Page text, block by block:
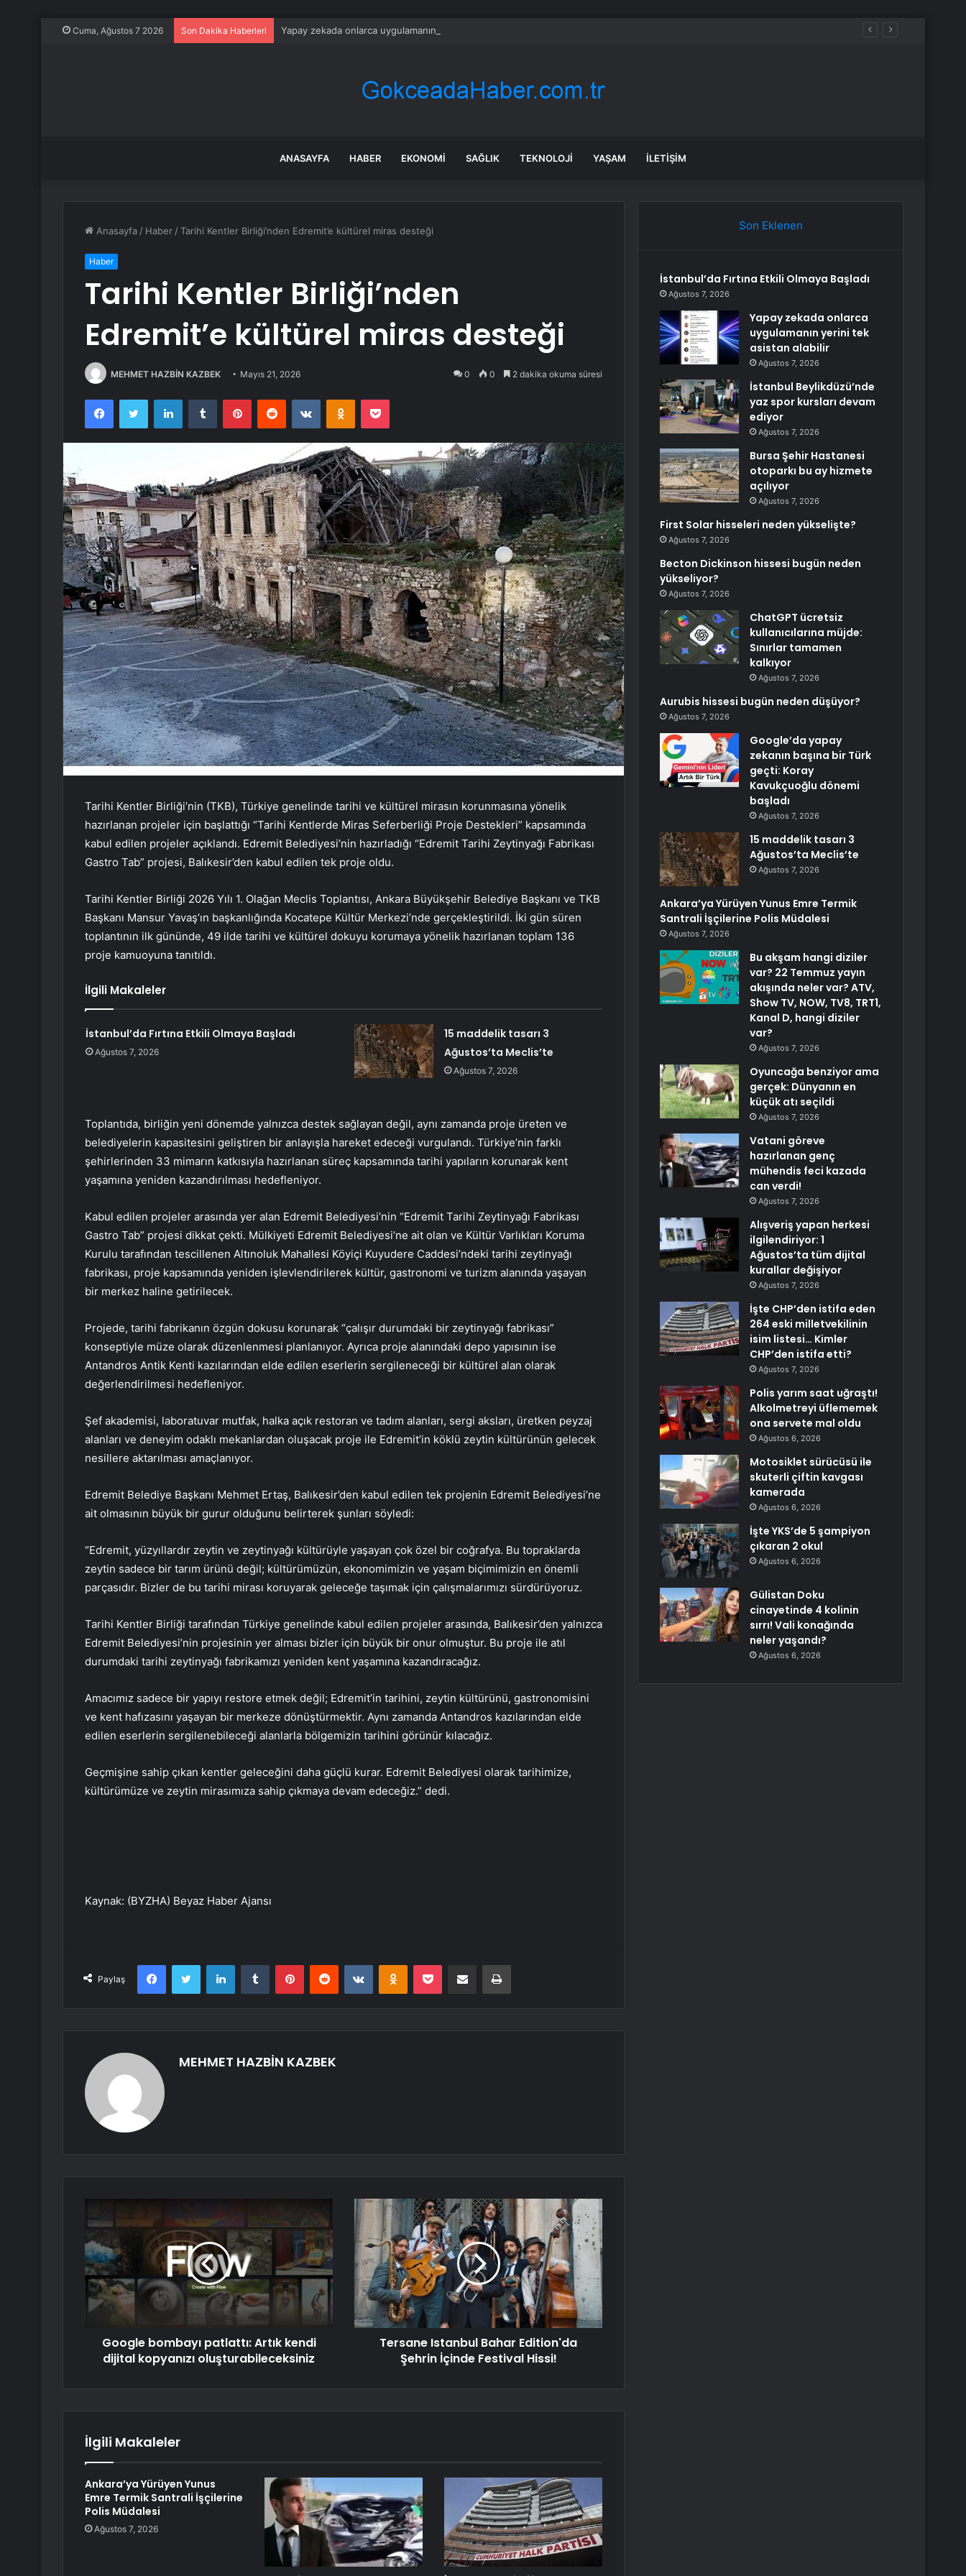
Cuma, Ağustos 7 2026 Son Dakika Haberleri Yapay zekada onlarca uygulamanın yerini tek asistan alabilir
ANASAYFA HABER EKONOMI SAĞLIK TEKNOLOJI YAŞAM İLETIŞIM
Anasayfa / Haber /Tarihi Kentler Birliği’nden Edremit’e kültürel miras desteği
Haber
Tarihi Kentler Birliği’nden
Edremit’e kültürel miras desteği
MEHMET HAZBİN KAZBEK Mayıs 21, 2026 0 0 2 dakika okuma süresi
FacebookTwitter LinkedInTumblr PinterestReddit VKontakteOdnoklassniki
Pocket
Tarihi Kentler Birliği’nin (TKB), Türkiye genelinde tarihi ve kültürel mirasın korunmasına yönelik
hazırlanan projeler için başlattığı “Tarihi Kentlerde Miras Seferberliği Proje Destekleri” kapsamında
kabul edilen projeler açıklandı. Edremit Belediyesi’nin hazırladığı “Edremit Tarihi Zeytinyağı Fabrikası
Gastro Tab” projesi, Balıkesir’den kabul edilen tek proje oldu.
Tarihi Kentler Birliği 2026 Yılı 1. Olağan Meclis Toplantısı, Ankara Büyükşehir Belediye Başkanı ve TKB
Başkanı Mansur Yavaş’ın başkanlığında Kocatepe Kültür Merkezi’nde gerçekleştirildi. İki gün süren
toplantının ilk gününde, 49 ilde tarihi ve kültürel dokuyu korumaya yönelik hazırlanan toplam 136
proje kamuoyuna tanıtıldı.
İlgili Makaleler
İstanbul’da Fırtına Etkili Olmaya Başladı
Ağustos 7, 2026
15 maddelik tasarı 3
Ağustos’ta Meclis’te
Ağustos 7, 2026
Toplantıda, birliğin yeni dönemde yalnızca destek sağlayan değil, aynı zamanda proje üreten ve
belediyelerin kapasitesini geliştiren bir anlayışla hareket edeceği vurgulandı. Türkiye’nin farklı
şehirlerinden 33 mimarın katkısıyla hazırlanan süreç kapsamında tarihi yapıların korunarak kent
yaşamına yeniden kazandırılması hedefleniyor.
Kabul edilen projeler arasında yer alan Edremit Belediyesi’nin “Edremit Tarihi Zeytinyağı Fabrikası
Gastro Tab” projesi dikkat çekti. Mülkiyeti Edremit Belediyesi’ne ait olan ve Kültür Varlıkları Koruma
Kurulu tarafından tescillenen Altınoluk Mahallesi Köyiçi Kuyudere Caddesi’ndeki tarihi zeytinyağı
fabrikası, proje kapsamında yeniden işlevlendirilerek kültür, gastronomi ve turizm alanında yaşayan
bir merkez haline getirilecek.
Projede, tarihi fabrikanın özgün dokusu korunarak “çalışır durumdaki bir zeytinyağı fabrikası”
konseptiyle müze olarak düzenlenmesi planlanıyor. Ayrıca proje alanındaki depo yapısının ise
Antandros Antik Kenti kazılarından elde edilen eserlerin sergileneceği bir kültürel alan olarak
değerlendirilmesi hedefleniyor.
Şef akademisi, laboratuvar mutfak, halka açık restoran ve tadım alanları, sergi aksları, üretken peyzaj
alanları ve deneyim odaklı mekanlardan oluşacak proje ile Edremit’in köklü zeytin kültürünün gelecek
nesillere aktarılması amaçlanıyor.
Edremit Belediye Başkanı Mehmet Ertaş, Balıkesir’den kabul edilen tek projenin Edremit Belediyesi’ne
ait olmasının büyük bir gurur olduğunu belirterek şunları söyledi:
“Edremit, yüzyıllardır zeytin ve zeytinyağı kültürüyle yaşayan çok özel bir coğrafya. Bu topraklarda
zeytin sadece bir tarım ürünü değil; kültürümüzün, ekonomimizin ve yaşam biçimimizin en önemli
parçasıdır. Bizler de bu tarihi mirası koruyarak geleceğe taşımak için çalışmalarımızı sürdürüyoruz.
Tarihi Kentler Birliği tarafından Türkiye genelinde kabul edilen projeler arasında, Balıkesir’den yalnızca
Edremit Belediyesi’nin projesinin yer alması bizler için büyük bir onur olmuştur. Bu proje ile atıl
durumdaki tarihi zeytinyağı fabrikamızı yeniden kent yaşamına kazandıracağız.
Amacımız sadece bir yapıyı restore etmek değil; Edremit’in tarihini, zeytin kültürünü, gastronomisini
ve kent hafızasını yaşayan bir merkeze dönüştürmektir. Aynı zamanda Antandros kazılarından elde
edilen eserlerin sergilenebileceği alanlarla bölgemizin tarihini görünür kılacağız.
Geçmişine sahip çıkan kentler geleceğini daha güçlü kurar. Edremit Belediyesi olarak tarihimize,
kültürümüze ve zeytin mirasımıza sahip çıkmaya devam edeceğiz.” dedi.
Kaynak: (BYZHA) Beyaz Haber Ajansı
Paylaş
FacebookTwitter LinkedInTumblr PinterestReddit VKontakteOdnoklassniki
Pocket E-Posta ile paylaş Yazdır
MEHMET HAZBİN KAZBEK
Google bombayı patlattı: Artık kendi
dijital kopyanızı oluşturabileceksiniz
Tersane Istanbul Bahar Edition'da
Şehrin İçinde Festival Hissi!
İlgili Makaleler
Ankara’ya Yürüyen Yunus
Emre Termik Santrali İşçilerine
Polis Müdalesi
Ağustos 7, 2026
Son Eklenen
İstanbul’da Fırtına Etkili Olmaya Başladı
Ağustos 7, 2026
Yapay zekada onlarca
uygulamanın yerini tek
asistan alabilir
Ağustos 7, 2026
İstanbul Beylikdüzü’nde
yaz spor kursları devam
ediyor
Ağustos 7, 2026
Bursa Şehir Hastanesi
otoparkı bu ay hizmete
açılıyor
Ağustos 7, 2026
First Solar hisseleri neden yükselişte?
Ağustos 7, 2026
Becton Dickinson hissesi bugün neden
yükseliyor?
Ağustos 7, 2026
ChatGPT ücretsiz
kullanıcılarına müjde:
Sınırlar tamamen
kalkıyor
Ağustos 7, 2026
Aurubis hissesi bugün neden düşüyor?
Ağustos 7, 2026
Google’da yapay
zekanın başına bir Türk
geçti: Koray
Kavukçuoğlu dönemi
başladı
Ağustos 7, 2026
15 maddelik tasarı 3
Ağustos’ta Meclis’te
Ağustos 7, 2026
Ankara’ya Yürüyen Yunus Emre Termik
Santrali İşçilerine Polis Müdalesi
Ağustos 7, 2026
Bu akşam hangi diziler
var? 22 Temmuz yayın
akışında neler var? ATV,
Show TV, NOW, TV8, TRT1,
Kanal D, hangi diziler
var?
Ağustos 7, 2026
Oyuncağa benziyor ama
gerçek: Dünyanın en
küçük atı seçildi
Ağustos 7, 2026
Vatani göreve
hazırlanan genç
mühendis feci kazada
can verdi!
Ağustos 7, 2026
Alışveriş yapan herkesi
ilgilendiriyor: 1
Ağustos’ta tüm dijital
kurallar değişiyor
Ağustos 7, 2026
İşte CHP’den istifa eden
264 eski milletvekilinin
isim listesi… Kimler
CHP’den istifa etti?
Ağustos 7, 2026
Polis yarım saat uğraştı!
Alkolmetreyi üflememek
ona servete mal oldu
Ağustos 6, 2026
Motosiklet sürücüsü ile
skuterli çiftin kavgası
kamerada
Ağustos 6, 2026
İşte YKS’de 5 şampiyon
çıkaran 2 okul
Ağustos 6, 2026
Gülistan Doku
cinayetinde 4 kolinin
sırrı! Vali konağında
neler yaşandı?
Ağustos 6, 2026